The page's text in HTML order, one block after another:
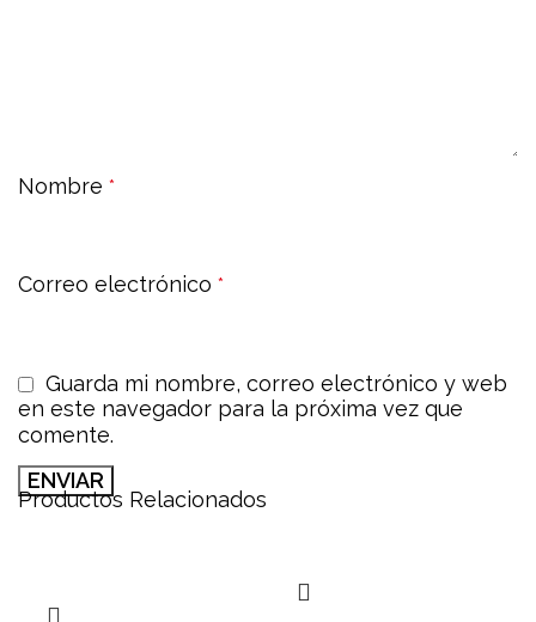
Nombre *
Correo electrónico *
Guarda mi nombre, correo electrónico y web
en este navegador para la próxima vez que
comente.
Productos Relacionados